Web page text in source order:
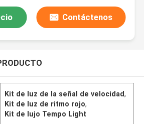
Contáctenos
Kit de luz de la señal de velocidad,
Kit de luz de ritmo rojo,
Kit de lujo Tempo Light